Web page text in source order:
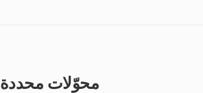
محوّلات محددة